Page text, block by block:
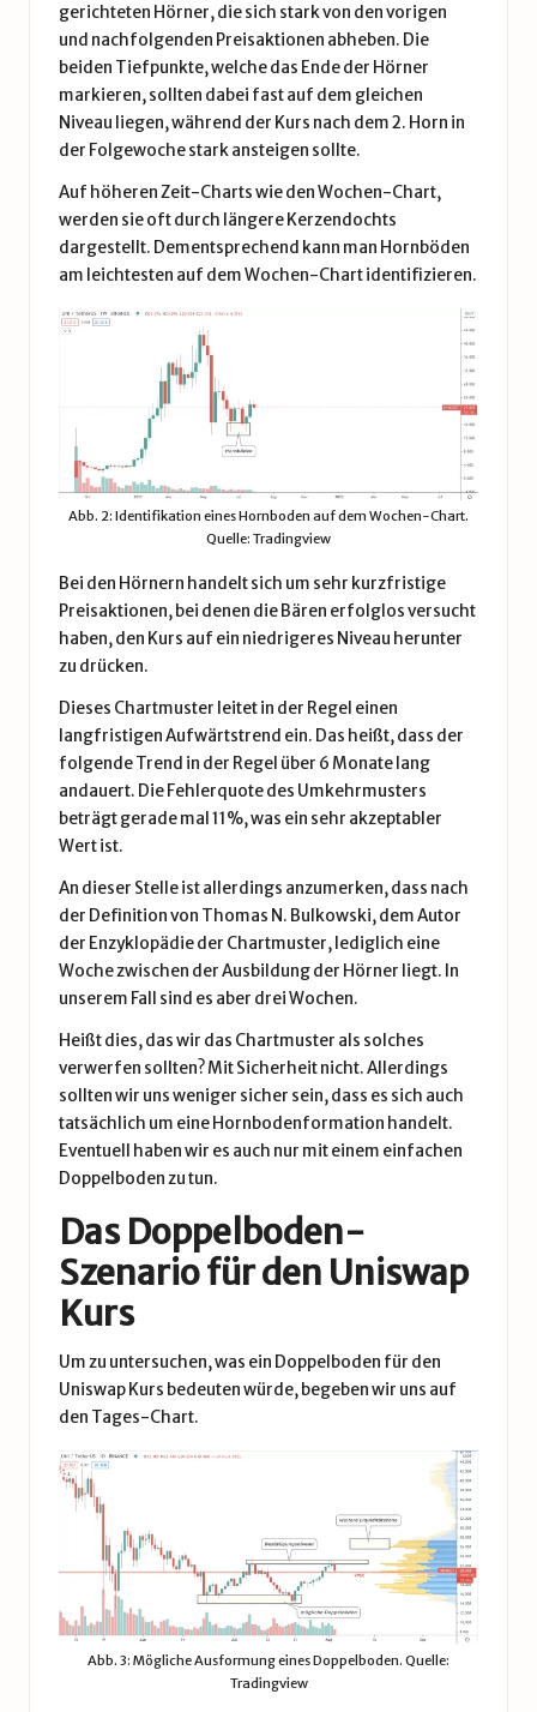
gerichteten Hörner, die sich stark von den vorigen
und nachfolgenden Preisaktionen abheben. Die
beiden Tiefpunkte, welche das Ende der Hörner
markieren, sollten dabei fast auf dem gleichen
Niveau liegen, während der Kurs nach dem 2. Horn in
der Folgewoche stark ansteigen sollte.
Auf höheren Zeit-Charts wie den Wochen-Chart,
werden sie oft durch längere Kerzendochts
dargestellt. Dementsprechend kann man Hornböden
am leichtesten auf dem Wochen-Chart identifizieren.
Abb. 2: Identifikation eines Hornboden auf dem Wochen-Chart.
Quelle: Tradingview
Bei den Hörnern handelt sich um sehr kurzfristige
Preisaktionen, bei denen die Bären erfolglos versucht
haben, den Kurs auf ein niedrigeres Niveau herunter
zu drücken.
Dieses Chartmuster leitet in der Regel einen
langfristigen Aufwärtstrend ein. Das heißt, dass der
folgende Trend in der Regel über 6 Monate lang
andauert. Die Fehlerquote des Umkehrmusters
beträgt gerade mal 11%, was ein sehr akzeptabler
Wert ist.
An dieser Stelle ist allerdings anzumerken, dass nach
der Definition von Thomas N. Bulkowski, dem Autor
der Enzyklopädie der Chartmuster, lediglich eine
Woche zwischen der Ausbildung der Hörner liegt. In
unserem Fall sind es aber drei Wochen.
Heißt dies, das wir das Chartmuster als solches
verwerfen sollten? Mit Sicherheit nicht. Allerdings
sollten wir uns weniger sicher sein, dass es sich auch
tatsächlich um eine Hornbodenformation handelt.
Eventuell haben wir es auch nur mit einem einfachen
Doppelboden zu tun.
Das Doppelboden-
Szenario für den Uniswap
Kurs
Um zu untersuchen, was ein Doppelboden für den
Uniswap Kurs bedeuten würde, begeben wir uns auf
den Tages-Chart.
Abb. 3: Mögliche Ausformung eines Doppelboden. Quelle:
Tradingview